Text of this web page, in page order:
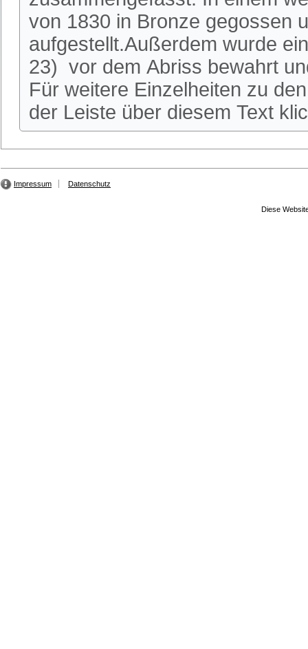
von 1830 in Bronze gegossen
aufgestellt.Außerdem wurde
23) vor dem Abriss bewahrt
Für weitere Einzelheiten zu
der Leiste über diesem Text
Impressum Datenschutz
Diese